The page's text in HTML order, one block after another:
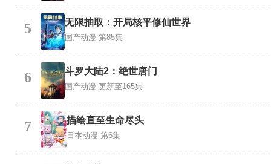
5 无限抽取：开局核平修仙世界
国产动漫 第85集
6 斗罗大陆2：绝世唐门
国产动漫 更新至165集
7 描绘直至生命尽头
日本动漫 第6集